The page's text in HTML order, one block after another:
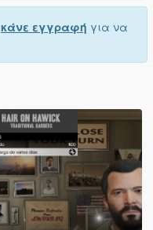
κάνε εγγραφή για να